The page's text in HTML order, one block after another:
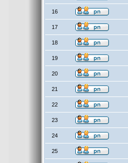
16
17
18
19
20
21
22
23
24
25